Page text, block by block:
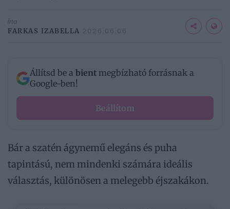
Írta
FARKAS IZABELLA
Állítsd be a bient megbízható forrásnak a
Google-ben!
Beállítom
Bár a szatén ágynemű elegáns és puha
tapintású, nem mindenki számára ideális
választás, különösen a melegebb éjszakákon.